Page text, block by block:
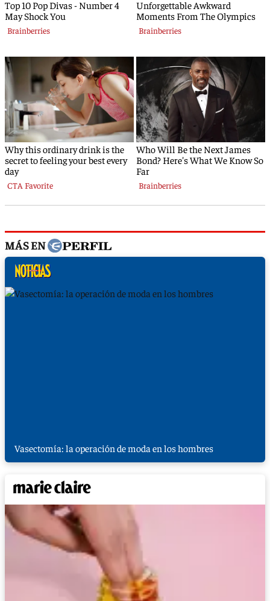
MÁS EN
Vasectomía: la operación de moda en los hombres